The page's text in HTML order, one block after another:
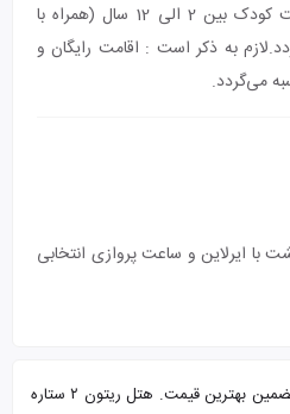
می‌باشد و بازه سنی برای اقامت کودک بین 2 الی 12 سال (همراه با
به ذکر است : اقامت رایگان و
می‌گردد.
ایرلاین و ساعت پروازی انتخابی
تور شیراز از رشت هتل ریتون با تضمین بهترین قیمت. هتل ریتون ۲ ستاره